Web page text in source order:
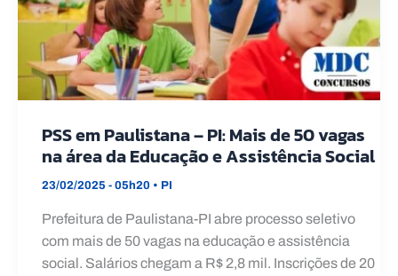
PSS em Paulistana – PI: Mais de 50 vagas
na área da Educação e Assistência Social
23/02/2025 - 05h20 • PI
Prefeitura de Paulistana-PI abre processo seletivo
com mais de 50 vagas na educação e assistência
social. Salários chegam a R$ 2,8 mil. Inscrições de 20